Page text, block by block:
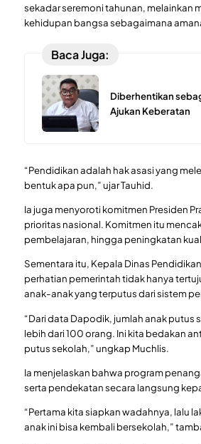
sekadar seremoni tahunan, melainkan
kehidupan bangsa sebagaimana
Baca Juga:
Diberhentikan
Ajukan Keberatan
“Pendidikan adalah hak asasi yang
bentuk apa pun,” ujar Tauhid.
Ia juga menyoroti komitmen Presiden
prioritas nasional. Komitmen itu
pembelajaran, hingga peningkatan
Sementara itu, Kepala Dinas
perhatian pemerintah tidak hanya
anak-anak yang terputus dari sistem
“Dari data Dapodik, jumlah anak putus
lebih dari 100 orang. Ini kita bedakan
putus sekolah,” ungkap Muchlis.
Ia menjelaskan bahwa program
serta pendekatan secara langsung
“Pertama kita siapkan wadahnya, lalu
anak ini bisa kembali bersekolah,”